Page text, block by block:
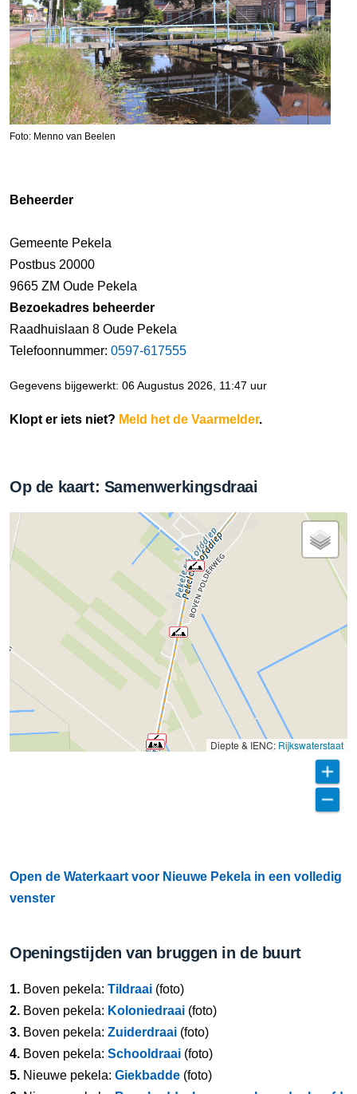
Foto: Menno van Beelen
Beheerder
Gemeente Pekela
Postbus 20000
9665 ZM Oude Pekela
Bezoekadres beheerder
Raadhuislaan 8 Oude Pekela
Telefoonnummer: 0597-617555
Gegevens bijgewerkt: 06 Augustus 2026, 11:47 uur
Klopt er iets niet? Meld het de Vaarmelder.
Op de kaart: Samenwerkingsdraai
Diepte & IENC: Rijkswaterstaat
Open de Waterkaart voor Nieuwe Pekela in een volledig
venster
Openingstijden van bruggen in de buurt
1. Boven pekela: Tildraai (foto)
2. Boven pekela: Koloniedraai (foto)
3. Boven pekela: Zuiderdraai (foto)
4. Boven pekela: Schooldraai (foto)
5. Nieuwe pekela: Giekbadde (foto)